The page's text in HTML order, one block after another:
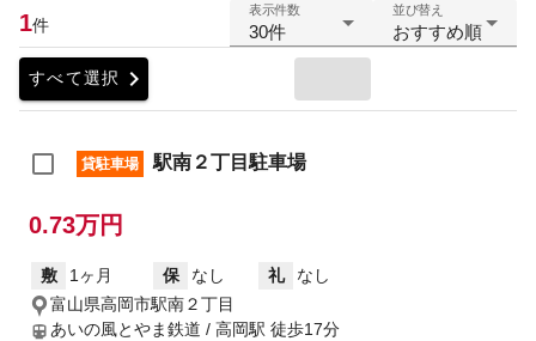
1件
表示件数
30件
並び替え
おすすめ順
すべて選択 chevron_right
貸駐車場 駅南２丁目駐車場
0.73万円
敷 1ヶ月 保 なし 礼
なし
富山県高岡市駅南２丁目
あいの風とやま鉄道 / 高岡駅 徒歩17分